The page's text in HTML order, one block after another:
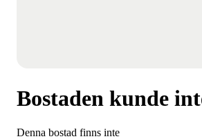
Bostaden kunde
Denna bostad finns inte